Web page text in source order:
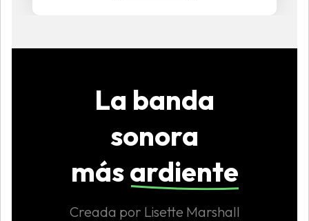
La banda
sonora
másardiente
Creada por Lisette Marshall